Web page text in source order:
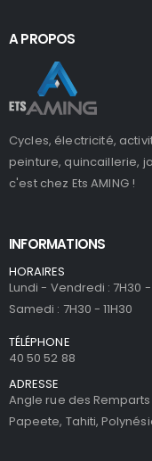
A PROPOS
Cycles, électricité,
peinture, quincaillerie,
c'est chez Ets AMING !
INFORMATIONS
HORAIRES
Lundi - Vendredi : 7H30 -
Samedi : 7H30 - 11H30
TÉLÉPHONE
40 50 52 88
ADRESSE
Angle rue des
Papeete, Tahiti,